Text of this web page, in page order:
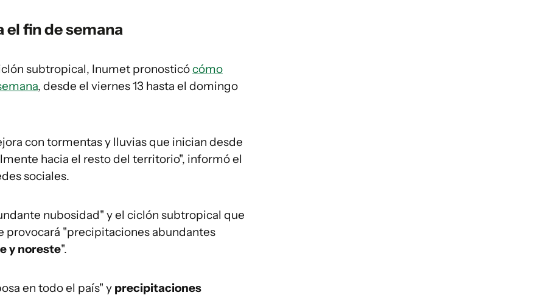
fin de semana
subtropical, Inumet pronosticócómo
, desde el viernes 13 hasta el domingo
con tormentas y lluvias que inician desde
hacia el resto del territorio", informó el
sociales.
nubosidad" y el ciclón subtropical que
provocará "precipitaciones abundantes
y noreste".
en todo el país" y precipitaciones